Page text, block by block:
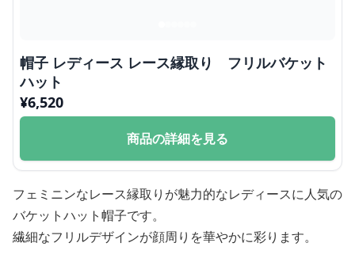
帽子 レディース レース縁取り フリルバケット
ハット
¥6,520
商品の詳細を見る
フェミニンなレース縁取りが魅力的なレディースに人気の
バケットハット帽子です。
繊細なフリルデザインが顔周りを華やかに彩ります。